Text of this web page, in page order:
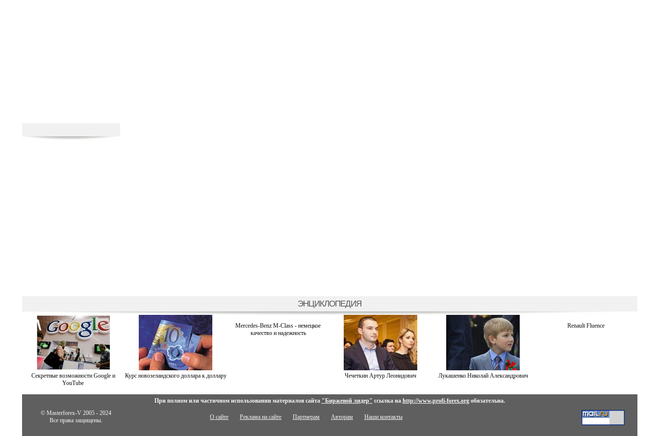
ЭНЦИКЛОПЕДИЯ
Секретные возможности Google и
YouTube
Курс новозеландского доллара к доллару
Mercedes-Benz M-Class - немецкое
качество и надежность
Чечеткин Артур Леонидович Лукашенко Николай Александрович
Renault Fluence
При полном или частичном использовании материалов сайта "Биржевой лидер" ссылка на http://www.profi-forex.orgобязательна.
© Masterforex-V 2005 - 2024
Все права защищены.
О сайте Реклама на сайте Партнерам Авторам Наши контакты